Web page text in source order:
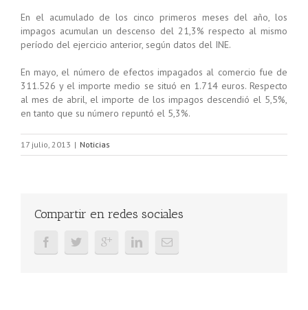
En el acumulado de los cinco primeros meses del año, los
impagos acumulan un descenso del 21,3% respecto al mismo
período del ejercicio anterior, según datos del INE.
En mayo, el número de efectos impagados al comercio fue de
311.526 y el importe medio se situó en 1.714 euros. Respecto
al mes de abril, el importe de los impagos descendió el 5,5%,
en tanto que su número repuntó el 5,3%.
17 julio, 2013 | Noticias
Compartir en redes sociales